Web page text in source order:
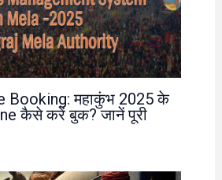
Booking: महाकुंभ 2025 के
कैसे करें बुक? जानें पूरी